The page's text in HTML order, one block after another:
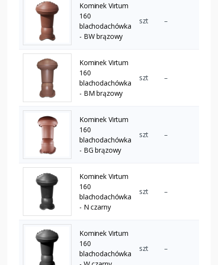
Kominek Virtum
160
blachodachówka
- BW brązowy
szt –
Kominek Virtum
160
blachodachówka
- BM brązowy
szt –
Kominek Virtum
160
blachodachówka
- BG brązowy
szt –
Kominek Virtum
160
blachodachówka
- N czarny
szt –
Kominek Virtum
160
blachodachówka
szt –